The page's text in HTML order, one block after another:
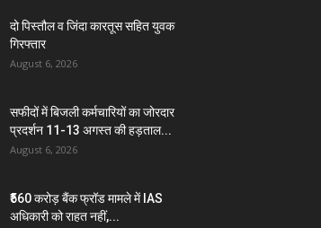
दो पिस्तौल व जिंदा कारतूस सहित युवक
गिरफ्तार
August 6, 2026
सफीदों में बिजली कर्मचारियों का जोरदार
प्रदर्शन 11-13 अगस्त की हड़ताल...
August 6, 2026
₹560 करोड़ बैंक फ्रॉड मामले में IAS
अधिकारी को राहत नहीं,...